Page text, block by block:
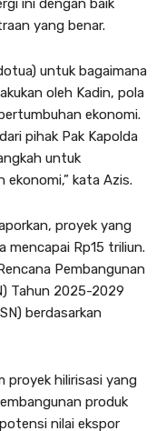
ini dengan baik
yang benar.
untuk bagaimana
oleh Kadin, pola
ekonomi.
pihak Pak Kapolda
untuk
kata Azis.
proyek yang
mencapai Rp15 triliun.
Pembangunan
Tahun 2025-2029
berdasarkan
proyek hilirisasi yang
produk
nilai ekspor